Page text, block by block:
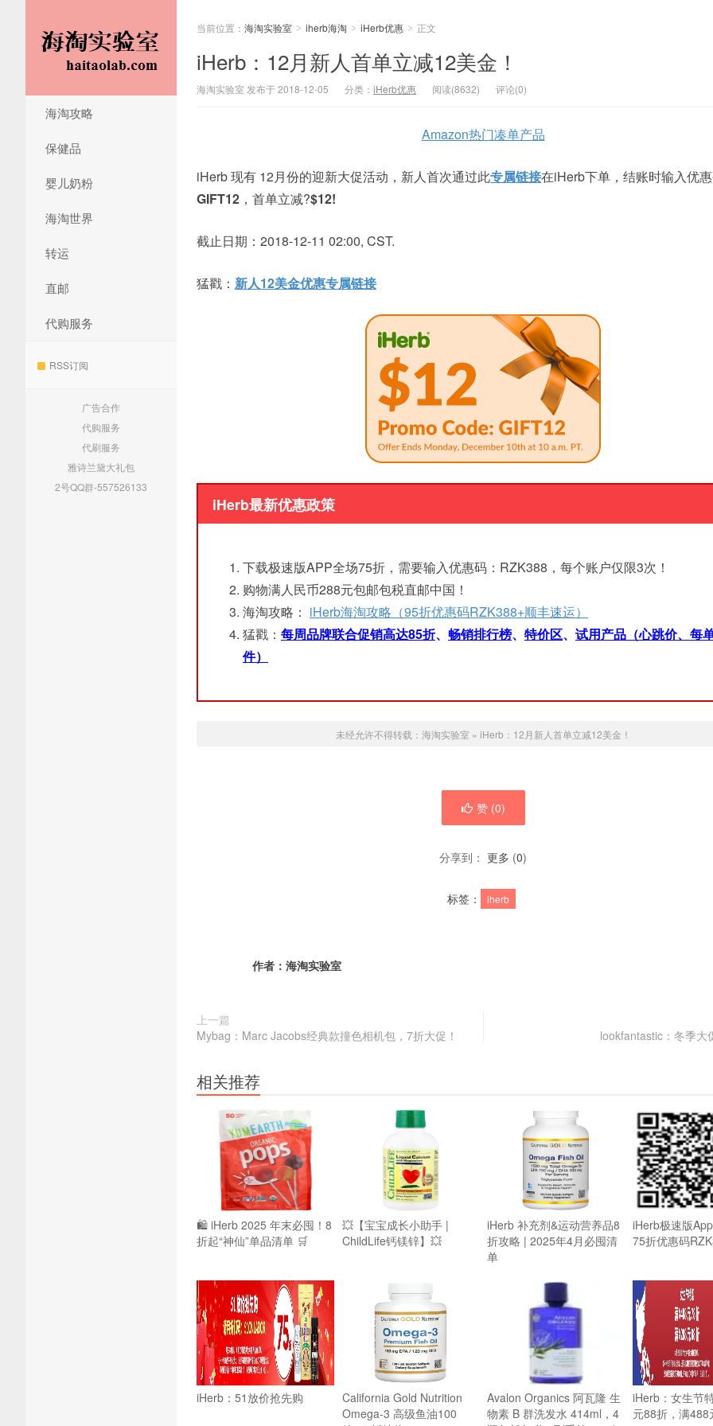
海淘攻略
保健品
婴儿奶粉
海淘世界
转运
直邮
代购服务
RSS订阅
广告合作
代购服务
代刷服务
雅诗兰黛大礼包
2号QQ群-557526133
当前位置： 海淘实验室 > iherb海淘 > iHerb优惠 > 正文
iHerb：12月新人首单立减12美金！
海淘实验室 发布于 2018-12-05 分类： iHerb优惠 阅读(8632) 评论(0)
Amazon热门凑单产品
iHerb 现有 12月份的迎新大促活动，新人首次通过此专属链接在iHerb下单，结账时输入优
GIFT12 ，首单立减?$12!
截止日期：2018-12-11 02:00, CST.
猛戳： 新人12美金优惠专属链接
iHerb最新优惠政策
下载极速版APP全场75折，需要输入优惠码：RZK388，每个账户仅限3次！
购物满人民币288元包邮包税直邮中国！
海淘攻略： iHerb海淘攻略（95折优惠码RZK388+顺丰速运）
猛戳： 每周品牌联合促销高达85折、 畅销排行榜、 特价区、 试用产品（心跳价、每
件）
未经允许不得转载： 海淘实验室 » iHerb：12月新人首单立减12美金！
赞 (0)
分享到： 更多 (0)
标签： iherb
作者： 海淘实验室
上一篇
Mybag：Marc Jacobs经典款撞色相机包，7折大促！
lookfantastic：冬季大
相关推荐
🛍️ iHerb 2025 年末必囤！8
折起“神仙”单品清单 🛒
💥【宝宝成长小助手 |
ChildLife钙镁锌】💥
iHerb 补充剂&运动营养品8
折攻略 | 2025年4月必囤清
单
iHerb极速版
75折优惠码
iHerb：51放价抢先购
California Gold Nutrition
Omega-3 高级鱼油100
Avalon Organics 阿瓦隆 生
物素 B 群洗发水 414ml，4
iHerb：女生节
元88折，满488